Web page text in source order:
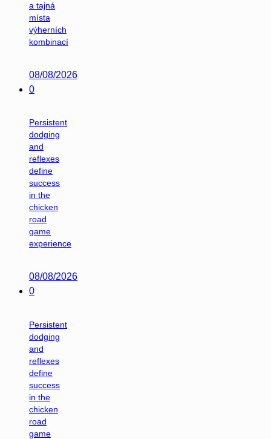
a tajná
místa
výherních
kombinací
08/08/2026
0
Persistent
dodging
and
reflexes
define
success
in the
chicken
road
game
experience
08/08/2026
0
Persistent
dodging
and
reflexes
define
success
in the
chicken
road
game